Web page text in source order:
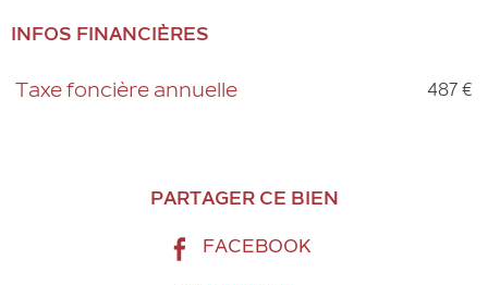
INFOS FINANCIÈRES
Caractéristiques Valeurs
Taxe foncière annuelle 487 €
PARTAGER CE BIEN
FACEBOOK